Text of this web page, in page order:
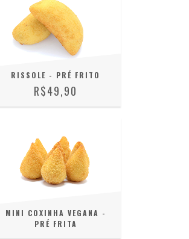
RISSOLE - PRÉ FRITO
R$49,90
MINI COXINHA VEGANA -
PRÉ FRITA